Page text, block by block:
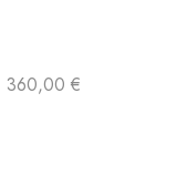
360,00 €